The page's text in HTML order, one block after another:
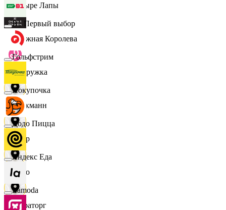
Четыре Лапы
Снежная Королева
Подружка
Стокманн
Cпар
demo
Мираторг
B1 Первый выбор
Гольфстрим
Покупочка
Додо Пицца
Яндекс Еда
Lamoda